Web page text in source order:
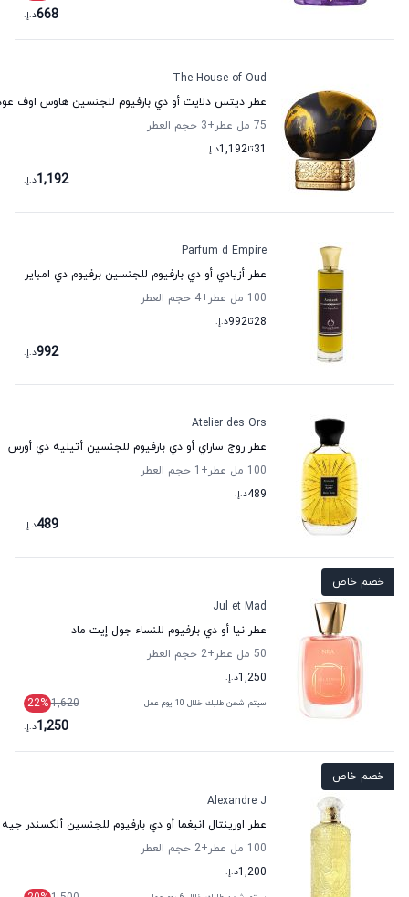
668د.إ.
The House of Oud
عطر ديتس دلايت أو دي بارفيوم للجنسين هاوس اوف
75 مل عطر
+3
حجم العطر
31تا1,192د.إ.
1,192د.إ.
Parfum d Empire
عطر أزيادي أو دي بارفيوم للجنسين برفيوم دي امباير
100 مل عطر
+4
حجم العطر
28تا992د.إ.
992د.إ.
Atelier des Ors
عطر روج ساراي أو دي بارفيوم للجنسين أتيليه دي أورس
100 مل عطر
+1
حجم العطر
489د.إ.
489د.إ.
خصم خاص
Jul et Mad
عطر نيا أو دي بارفيوم للنساء جول إيت ماد
50 مل عطر
+2
حجم العطر
1,250د.إ.
سيتم شحن طلبك خلال 10 يوم عمل 1,620
22%
1,250د.إ.
خصم خاص
Alexandre J
عطر اورينتال انيغما أو دي بارفيوم للجنسين ألكسندر جيه
100 مل عطر
+2
حجم العطر
1,200د.إ.